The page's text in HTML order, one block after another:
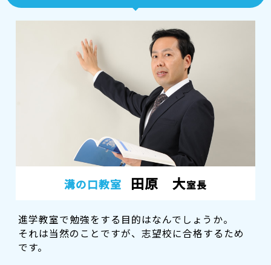
溝の口教室 田原 大室長
進学教室で勉強をする目的はなんでしょうか。
それは当然のことですが、志望校に合格するため
です。